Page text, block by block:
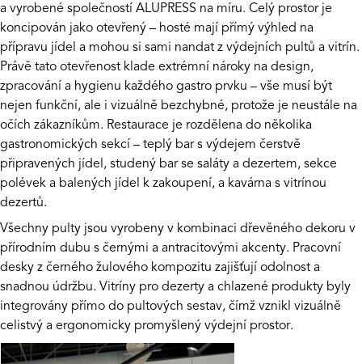
a vyrobené společností ALUPRESS na míru. Celý prostor je
koncipován jako otevřený – hosté mají přímý výhled na
přípravu jídel a mohou si sami nandat z výdejních pultů a vitrín.
Právě tato otevřenost klade extrémní nároky na design,
zpracování a hygienu každého gastro prvku – vše musí být
nejen funkční, ale i vizuálně bezchybné, protože je neustále na
očích zákazníkům. Restaurace je rozdělena do několika
gastronomických sekcí – teplý bar s výdejem čerstvě
připravených jídel, studený bar se saláty a dezertem, sekce
polévek a balených jídel k zakoupení, a kavárna s vitrínou
dezertů.
Všechny pulty jsou vyrobeny v kombinaci dřevěného dekoru v
přírodním dubu s černými a antracitovými akcenty. Pracovní
desky z černého žulového kompozitu zajišťují odolnost a
snadnou údržbu. Vitríny pro dezerty a chlazené produkty byly
integrovány přímo do pultových sestav, čímž vznikl vizuálně
celistvý a ergonomicky promyšlený výdejní prostor.